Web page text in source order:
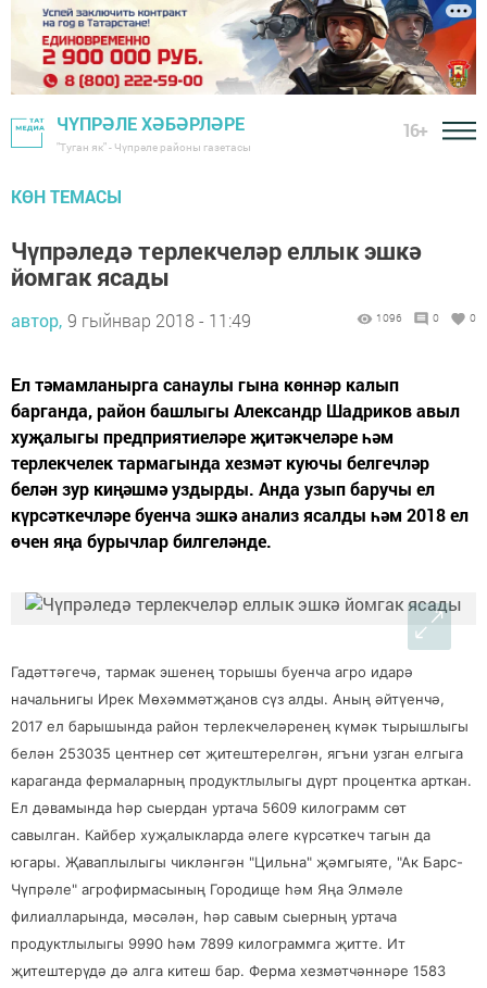
ЧҮПРӘЛЕ ХӘБӘРЛӘРЕ
"Туган як" - Чүпрәле районы газетасы
16+
КӨН ТЕМАСЫ
Чүпрәледә терлекчеләр еллык эшкә
йомгак ясады
автор, 9 гыйнвар 2018 - 11:49 1096 0 0
Ел тәмамланырга санаулы гына көннәр калып
барганда, район башлыгы Александр Шадриков авыл
хуҗалыгы предприятиеләре җитәкчеләре һәм
терлекчелек тармагында хезмәт куючы белгечләр
белән зур киңәшмә уздырды. Анда узып баручы ел
күрсәткечләре буенча эшкә анализ ясалды һәм 2018 ел
өчен яңа бурычлар билгеләнде.
Гадәттәгечә, тармак эшенең торышы буенча агро идарә
начальнигы Ирек Мөхәммәтҗанов сүз алды. Аның әйтүенчә,
2017 ел барышында район терлекчеләренең күмәк тырышлыгы
белән 253035 центнер сөт җитештерелгән, ягъни узган елгыга
караганда фермаларның продуктлылыгы дүрт процентка арткан.
Ел дәвамында һәр сыердан уртача 5609 килограмм сөт
савылган. Кайбер хуҗалыкларда әлеге күрсәткеч тагын да
югары. Җаваплылыгы чикләнгән "Цильна" җәмгыяте, "Ак Барс-
Чүпрәле" агрофирмасының Городище һәм Яңа Элмәле
филиалларында, мәсәлән, һәр савым сыерның уртача
продуктлылыгы 9990 һәм 7899 килограммга җитте. Ит
җитештерүдә дә алга китеш бар. Ферма хезмәтчәннәре 1583